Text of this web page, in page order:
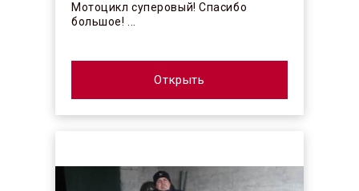
Мотоцикл суперовый! Спасибо
большое! ...
Открыть